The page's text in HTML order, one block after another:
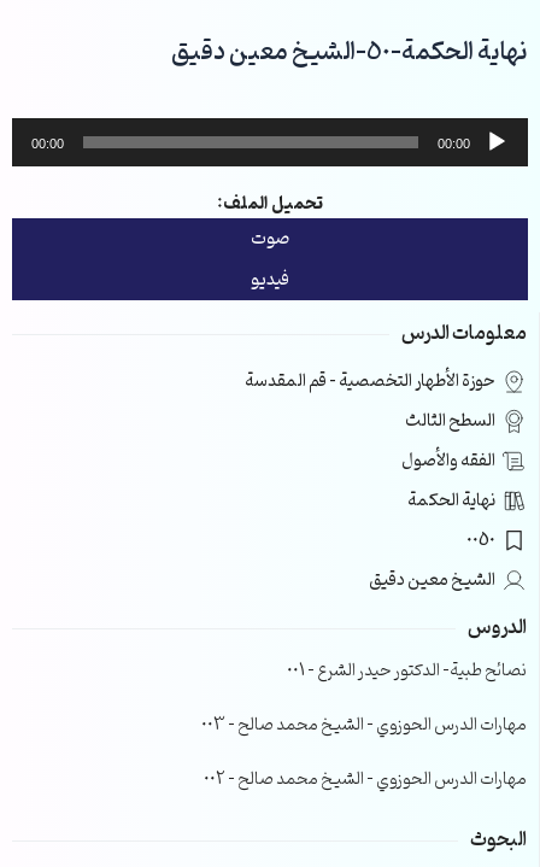
إلى
المحتوى
نهاية الحكمة-50-الشيخ معين دقيق
مشغل
الصوت
00:00
00:00
تحميل الملف:
صوت
فيديو
معلومات الدرس
حوزة الأطهار التخصصية – قم المقدسة
السطح الثالث
الفقه والأصول
نهاية الحكمة
0050
الشيخ معين دقيق
الدروس
نصائح طبية- الدكتور حيدر الشرع – 001
مهارات الدرس الحوزوي – الشيخ محمد صالح – 003
مهارات الدرس الحوزوي – الشيخ محمد صالح – 002
البحوث